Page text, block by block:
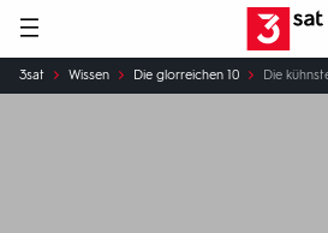
Hauptnavigation 3SAT
Sie
sind
3sat Wissen Die glorreichen 10 Die